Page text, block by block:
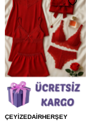
ÇEYIZEDAIRHERŞEY